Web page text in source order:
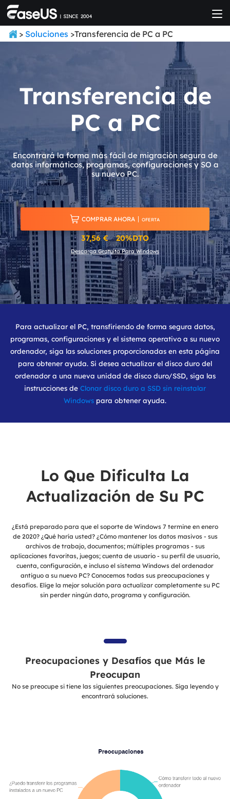
> Soluciones >Transferencia de PC a PC
Transferencia de
PC a PC
Encontrará la forma más fácil de migración segura de
datos informáticos, programas, configuraciones y SO a
su nuevo PC.
 COMPRAR AHORA OFERTA
37,56 € 20%DTO
Descarga Gratuita Para Windows
Para actualizar el PC, transfiriendo de forma segura datos,
programas, configuraciones y el sistema operativo a su nuevo
ordenador, siga las soluciones proporcionadas en esta página
para obtener ayuda. Si desea actualizar el disco duro del
ordenador a una nueva unidad de disco duro/SSD, siga las
instrucciones de Clonar disco duro a SSD sin reinstalar
Windows para obtener ayuda.
Lo Que Dificulta La
Actualización de Su PC
¿Está preparado para que el soporte de Windows 7 termine en enero
de 2020? ¿Qué haría usted? ¿Cómo mantener los datos masivos - sus
archivos de trabajo, documentos; múltiples programas - sus
aplicaciones favoritas, juegos; cuenta de usuario - su perfil de usuario,
cuenta, configuración, e incluso el sistema Windows del ordenador
antiguo a su nuevo PC? Conocemos todas sus preocupaciones y
desafíos. Elige la mejor solución para actualizar completamente su PC
sin perder ningún dato, programa y configuración.
Preocupaciones y Desafíos que Más le
Preocupan
No se preocupe si tiene las siguientes preocupaciones. Siga leyendo y
encontrará soluciones.